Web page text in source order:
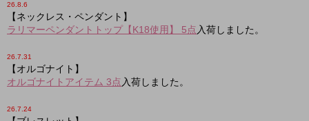
26.8.6
【ネックレス・ペンダント】
ラリマーペンダントトップ【K18使用】 5点入荷しました。
26.7.31
【オルゴナイト】
オルゴナイトアイテム 3点入荷しました。
26.7.24